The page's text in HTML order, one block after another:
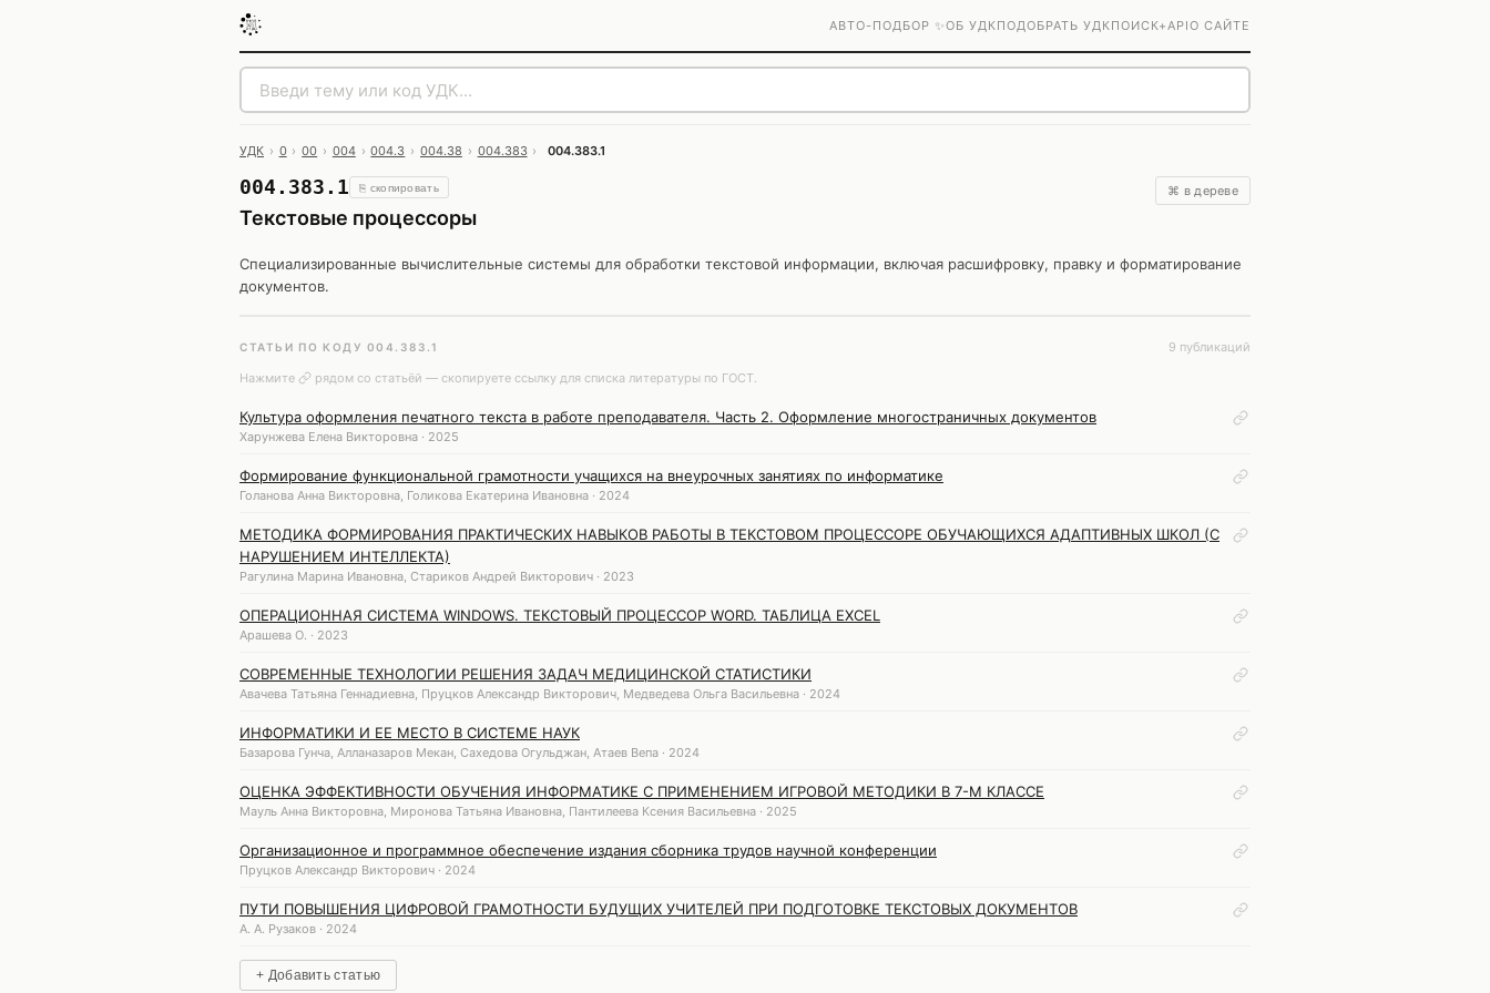
АВТО-ПОДБОР ✨ОБ УДКПОДОБРАТЬ УДКПОИСК+APIО САЙТЕ
УДК › 0 › 00 › 004 › 004.3 › 004.38 › 004.383 › 004.383.1
004.383.1 ⎘ скопировать
Текстовые процессоры
⌘ в дереве
Специализированные вычислительные системы для обработки текстовой информации, включая расшифровку, правку и форматирование
документов.
СТАТЬИ ПО КОДУ 004.383.1
9 публикаций
Нажмите
рядом со статьёй — скопируете ссылку для списка литературы по ГОСТ.
Культура оформления печатного текста в работе преподавателя. Часть 2. Оформление многостраничных документов
Харунжева Елена Викторовна · 2025
Формирование функциональной грамотности учащихся на внеурочных занятиях по информатике
Голанова Анна Викторовна, Голикова Екатерина Ивановна · 2024
МЕТОДИКА ФОРМИРОВАНИЯ ПРАКТИЧЕСКИХ НАВЫКОВ РАБОТЫ В ТЕКСТОВОМ ПРОЦЕССОРЕ ОБУЧАЮЩИХСЯ АДАПТИВНЫХ ШКОЛ (С
НАРУШЕНИЕМ ИНТЕЛЛЕКТА)
Рагулина Марина Ивановна, Стариков Андрей Викторович · 2023
ОПЕРАЦИОННАЯ СИСТЕМА WINDOWS. ТЕКСТОВЫЙ ПРОЦЕССОР WORD. ТАБЛИЦА EXCEL
Арашева О. · 2023
СОВРЕМЕННЫЕ ТЕХНОЛОГИИ РЕШЕНИЯ ЗАДАЧ МЕДИЦИНСКОЙ СТАТИСТИКИ
Авачева Татьяна Геннадиевна, Пруцков Александр Викторович, Медведева Ольга Васильевна · 2024
ИНФОРМАТИКИ И ЕЕ МЕСТО В СИСТЕМЕ НАУК
Базарова Гунча, Алланазаров Мекан, Сахедова Огульджан, Атаев Вепа · 2024
ОЦЕНКА ЭФФЕКТИВНОСТИ ОБУЧЕНИЯ ИНФОРМАТИКЕ С ПРИМЕНЕНИЕМ ИГРОВОЙ МЕТОДИКИ В 7-М КЛАССЕ
Мауль Анна Викторовна, Миронова Татьяна Ивановна, Пантилеева Ксения Васильевна · 2025
Организационное и программное обеспечение издания сборника трудов научной конференции
Пруцков Александр Викторович · 2024
ПУТИ ПОВЫШЕНИЯ ЦИФРОВОЙ ГРАМОТНОСТИ БУДУЩИХ УЧИТЕЛЕЙ ПРИ ПОДГОТОВКЕ ТЕКСТОВЫХ ДОКУМЕНТОВ
А. А. Рузаков · 2024
+ Добавить статью